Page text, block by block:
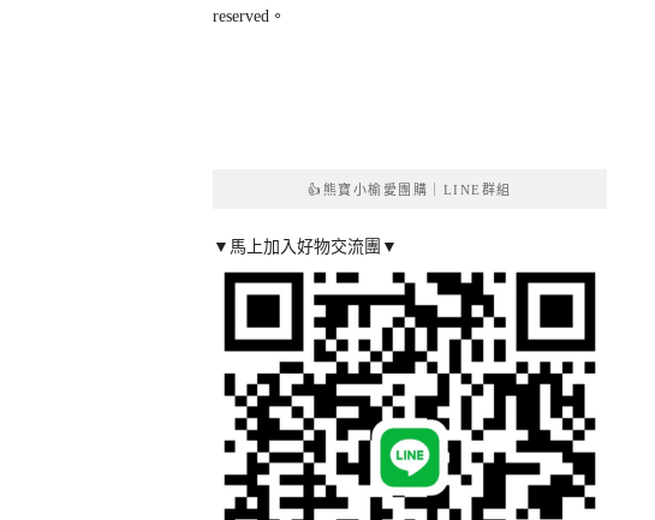
reserved。
👍熊寶小榆愛團購｜LINE群組
▼馬上加入好物交流團▼